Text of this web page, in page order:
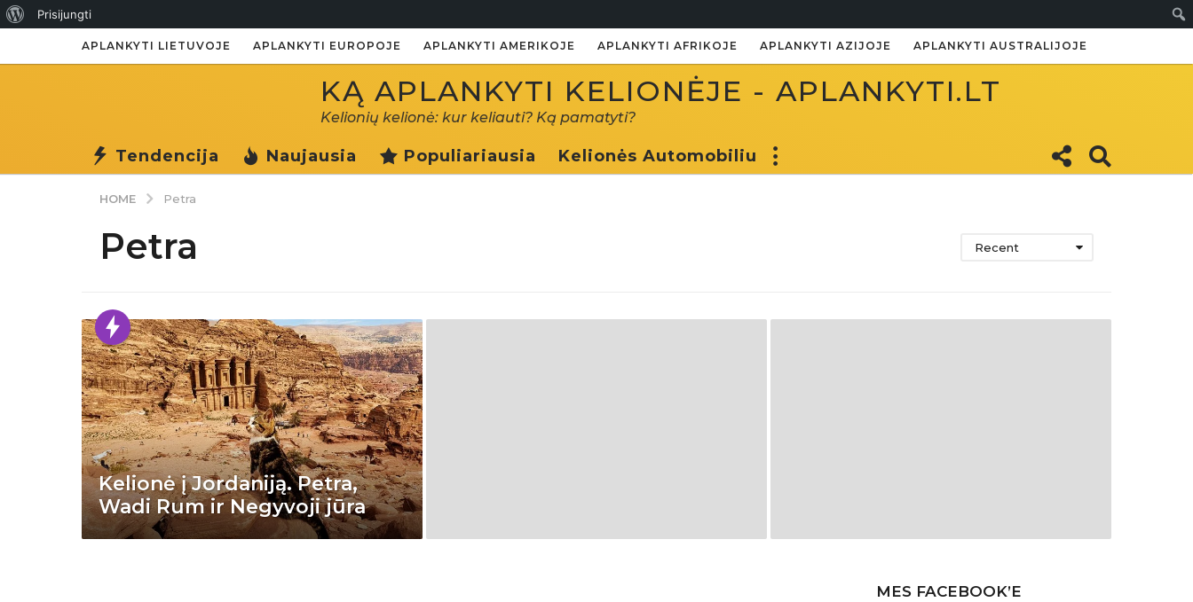
ApiePrisijungti
APLANKYTI LIETUVOJE APLANKYTI EUROPOJE APLANKYTI AMERIKOJE APLANKYTI AFRIKOJE APLANKYTI AZIJOJE APLANKYTI AUSTRALIJOJE
KĄ APLANKYTI KELIONĖJE - APLANKYTI.LT
Kelionių kelionė: kur keliauti? Ką pamatyti?
Tendencija Naujausia Populiariausia Kelionės Automobiliu
HOME Petra
Petra Recent
Kelionė į Jordaniją. Petra,
Wadi Rum ir Negyvoji jūra
MES FACEBOOK’E